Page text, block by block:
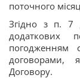
поточного
Згідно з п. 7
додаткових
погодженням
договорами,
Договору.